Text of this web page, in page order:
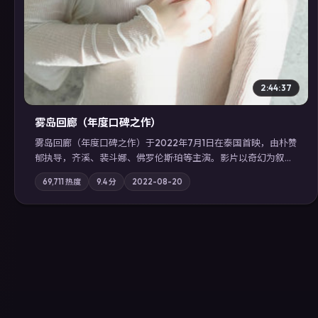
2:44:37
雾岛回廊（年度口碑之作）
雾岛回廊（年度口碑之作）于2022年7月1日在泰国首映，由朴赞
郁执导，齐溪、裴斗娜、佛罗伦斯·珀等主演。影片以奇幻为叙事
主轴，边境小镇的平静被一封匿名信彻底打破；摄影与配乐强化
地域气质；站内亦可通过「国产免费观看高清电视剧在线看」延
展检索同类型高分佳作，畅享高清在线追剧体验。
69,711 热度 9.4分 2022-08-20